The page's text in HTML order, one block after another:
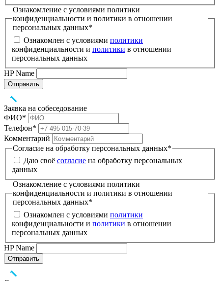
Ознакомление с условиями политики
конфиденциальности и политики в отношении
персональных данных*
Ознакомлен с условиями политики
конфиденциальности и политики в отношении
персональных данных
HP Name
Отправить
Заявка на собеседование
ФИО*
Телефон*
Комментарий
Согласие на обработку персональных данных*
Даю своё согласие на обработку персональных
данных
Ознакомление с условиями политики
конфиденциальности и политики в отношении
персональных данных*
Ознакомлен с условиями политики
конфиденциальности и политики в отношении
персональных данных
HP Name
Отправить